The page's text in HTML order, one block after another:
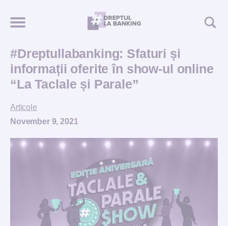
#Dreptullabanking: Sfaturi și
informații oferite în show-ul online
“La Taclale și Parale”
Articole
November 9, 2021